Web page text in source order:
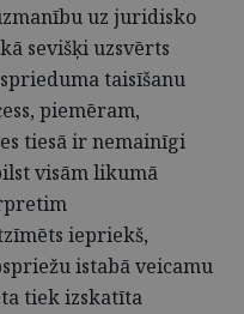
uz juridisko
sevišķi uzsvērts
taisīšanu
piemēram,
tiesā ir nemainīgi
visām likumā
iepriekš,
istabā veicamu
tiek izskatīta